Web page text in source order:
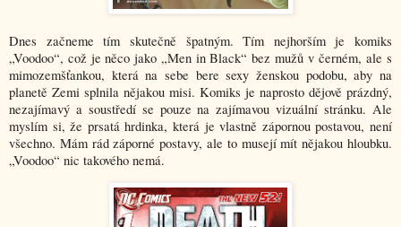
Dnes začneme tím skutečně špatným. Tím nejhorším je komiks
„Voodoo“, což je něco jako „Men in Black“ bez mužů v černém, ale s
mimozemšťankou, která na sebe bere sexy ženskou podobu, aby na
planetě Zemi splnila nějakou misi. Komiks je naprosto dějově prázdný,
nezajímavý a soustředí se pouze na zajímavou vizuální stránku. Ale
myslím si, že prsatá hrdinka, která je vlastně zápornou postavou, není
všechno. Mám rád záporné postavy, ale to musejí mít nějakou hloubku.
„Voodoo“ nic takového nemá.